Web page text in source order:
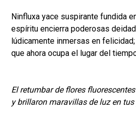
Ninfluxa yace suspirante fundida
espíritu encierra poderosas
lúdicamente inmersas en
que ahora ocupa el lugar del
El retumbar de flores
y brillaron maravillas de luz en tus